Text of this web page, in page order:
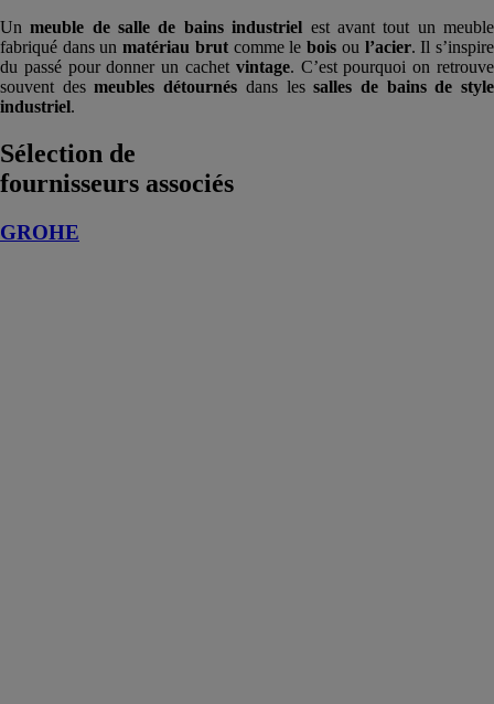
Unmeuble de salle de bains industriel est avant tout un meuble
fabriqué dans unmatériau brut comme lebois ou l’acier. Il s’inspire
du passé pour donner un cachet vintage. C’est pourquoi on retrouve
souvent desmeubles détournés dans lessalles de bains de style
industriel.
Sélection de
fournisseurs associés
GROHE